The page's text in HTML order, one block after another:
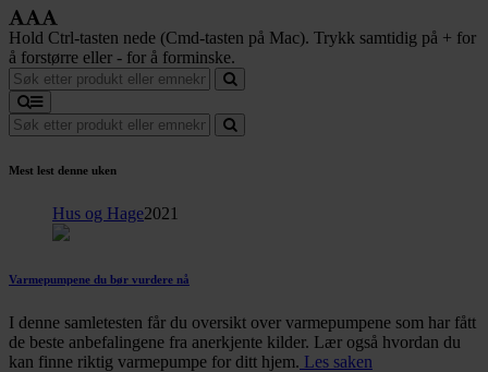
Hold Ctrl-tasten nede (Cmd-tasten på Mac). Trykk samtidig på + for
å forstørre eller - for å forminske.
Mest lest denne uken
Hus og Hage2021
Varmepumpene du bør vurdere nå
I denne samletesten får du oversikt over varmepumpene som har fått
de beste anbefalingene fra anerkjente kilder. Lær også hvordan du
kan finne riktig varmepumpe for ditt hjem. Les saken